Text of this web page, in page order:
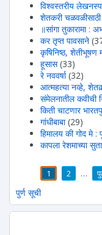
विश्वस्तरीय
शेतकरी चळवळीसाठी
॥सांगा तुकारामा :
कर तृप्त पावसाने
कृषिनिष्ठ, शेतीभूषण
हूसास (33)
रे नववर्षा(32)
आत्महत्या नव्हे,
संमेलनातील कवीची
किती चाटणार
गांधीबाबा (29)
हिमालय की गोद मे :
कापला रेशमाच्या
1 2 …
पुर्ण सूची